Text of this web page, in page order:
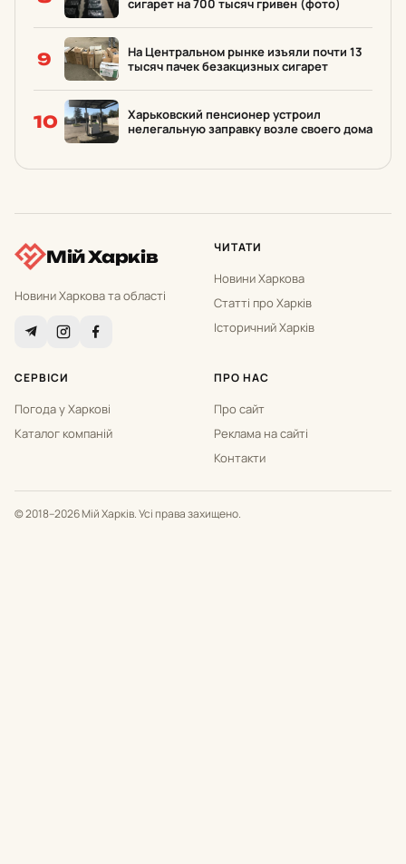
сигарет на 700 тысяч гривен (фото)
9
На Центральном рынке изъяли почти 13
тысяч пачек безакцизных сигарет
10
Харьковский пенсионер устроил
нелегальную заправку возле своего дома
Мій Харків
Новини Харкова та області
ЧИТАТИ
Новини Харкова
Статті про Харків
Історичний Харків
СЕРВІСИ
Погода у Харкові
Каталог компаній
ПРО НАС
Про сайт
Реклама на сайті
Контакти
© 2018–2026 Мій Харків. Усі права захищено.